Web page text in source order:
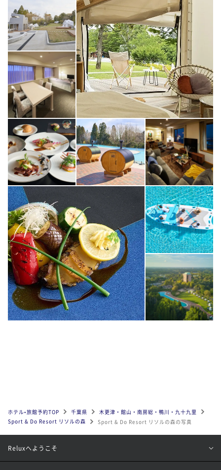
ホテル•旅館予約TOP 千葉県
木更津・館山・南房総・鴨川・九十九里
Sport & Do Resort リソルの森
Sport & Do Resort リソルの森の写真
Reluxへようこそ